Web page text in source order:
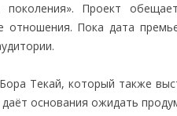
Проект
отношения. Пока дата
Текай, который также
основания ожидать